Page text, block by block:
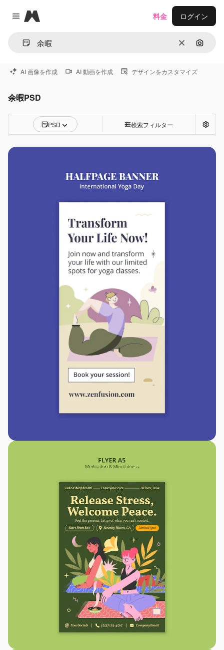
Close menu
Magnific
消去 画像で
料金 ログイン
AI 画像を作成 AI 動画を作成 デザインをカスタマイズ
余暇PSD
PSD 検索フィルター